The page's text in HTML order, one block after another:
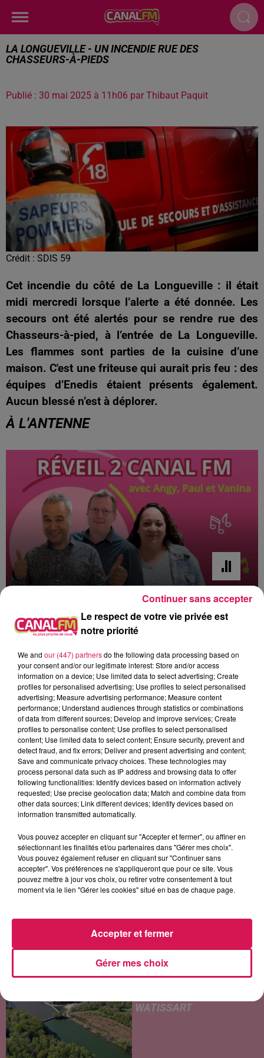
LA LONGUEVILLE - UN INCENDIE RUE DES
CHASSEURS-À-PIEDS
Publié : 30 mai 2025 à 11h06 par Thibaut Paquit
Crédit : SDIS 59
Cet incendie du côté de La Longueville : il était
midi mercredi lorsque l’alerte a été donnée. Les
secours ont été alertés pour se rendre rue des
Chasseurs-à-pied, à l’entrée de La Longueville.
Les flammes sont parties de la cuisine d’une
maison. C'est une friteuse qui aurait pris feu : des
équipes d’Enedis étaient présents également.
Aucun blessé n’est à déplorer.
À L'ANTENNE
Le réveil de Canal FM
7h56
7h56
BRUCE SPRINGSTEEN
Streets Of
Philadelphia
7h48
7h48
ORIA
Soirée Mondaine
7h42
7h42
U2
New Year's Day
LES ARTICLES LES PLUS CONSULTÉS
CHALEUR ET RISQUE
D'ORAGES CE LUNDI EN
SAMBRE-AVESNOIS-
Un temps typiquement estival
et changeant concerne nos
secteurs ce lundi 3 août. Entre
des températures élevées
JEUMONT : UN
WATISSART
Le respect de votre vie privée est
notre priorité
We and our (447) partnersdo the following data processing based on
your consent and/or our legitimate interest: Store and/or access
information on a device; Use limited data to select advertising; Create
profiles for personalised advertising; Use profiles to select personalised
advertising; Measure advertising performance; Measure content
performance; Understand audiences through statistics or combinations
of data from different sources; Develop and improve services; Create
profiles to personalise content; Use profiles to select personalised
content; Use limited data to select content; Ensure security, prevent and
detect fraud, and fix errors; Deliver and present advertising and content;
Save and communicate privacy choices. These technologies may
process personal data such as IP address and browsing data to offer
following functionalities: Identify devices based on information actively
requested; Use precise geolocation data; Match and combine data from
other data sources; Link different devices; Identify devices based on
information transmitted automatically.
Vous pouvez accepter en cliquant sur "Accepter et fermer", ou affiner en
sélectionnant les finalités et/ou partenaires dans "Gérer mes choix".
Vous pouvez également refuser en cliquant sur "Continuer sans
accepter". Vos préférences ne s'appliqueront que pour ce site. Vous
pouvez mettre à jour vos choix, ou retirer votre consentement à tout
moment via le lien "Gérer les cookies" situé en bas de chaque page.
Gérer mes choix
Accepter et fermer
Continuer sans accepter